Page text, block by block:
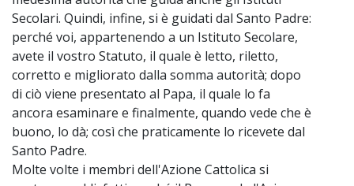
Secolari. Quindi, infine, si è guidati dal Santo Padre:
perché voi, appartenendo a un Istituto Secolare,
avete il vostro Statuto, il quale è letto, riletto,
corretto e migliorato dalla somma autorità; dopo
di ciò viene presentato al Papa, il quale lo fa
ancora esaminare e finalmente, quando vede che è
buono, lo dà; così che praticamente lo ricevete dal
Santo Padre.
Molte volte i membri dell'Azione Cattolica si